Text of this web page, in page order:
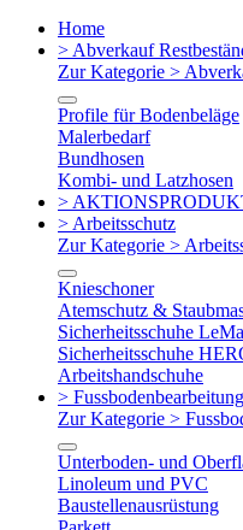
Home
> Abverkauf
Zur Kategorie >
Profile für Bodenbeläge
Malerbedarf
Bundhosen
Kombi- und Latzhosen
>
> Arbeitsschutz
Zur Kategorie >
Knieschoner
Atemschutz &
Sicherheitsschuhe
Sicherheitsschuhe
Arbeitshandschuhe
> Fussbodenbearbeitung
Zur Kategorie >
Unterboden- und
Linoleum und PVC
Baustellenausrüstung